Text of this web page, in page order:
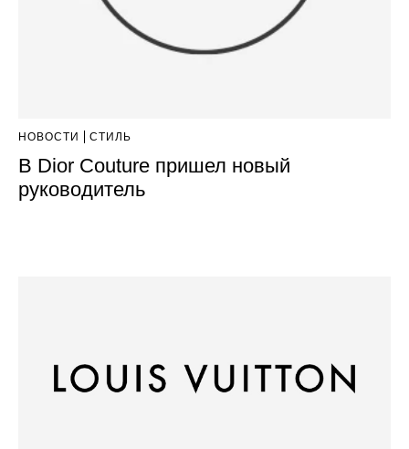
НОВОСТИ СТИЛЬ
В Dior Couture пришел новый
руководитель